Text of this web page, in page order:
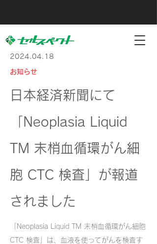
2024.04.18
お知らせ
日本経済新聞にて
「Neoplasia Liquid
TM 末梢血循環がん細
胞 CTC 検査」が報道
されました
「Neoplasia Liquid TM 末梢血循環がん細胞
CTC 検査」は、血液を使ってがんを検査す